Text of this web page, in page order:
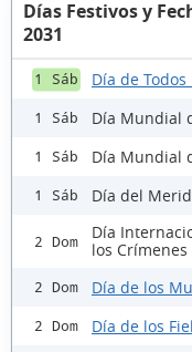
Días Festivos y
2031
1 Sáb Día de Todos
1 Sáb Día Mundial
1 Sáb Día Mundial
1 Sáb Día del
2 Dom
Día
los
2 Dom Día de los
2 Dom Día de los